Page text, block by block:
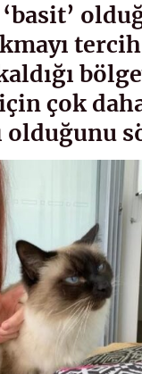
çok
olduğunu